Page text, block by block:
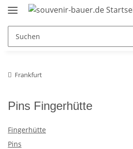
Frankfurt
Pins Fingerhütte
Fingerhütte
Pins